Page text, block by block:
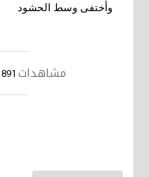
وأختفى وسط الحشود
مشاهدات 891